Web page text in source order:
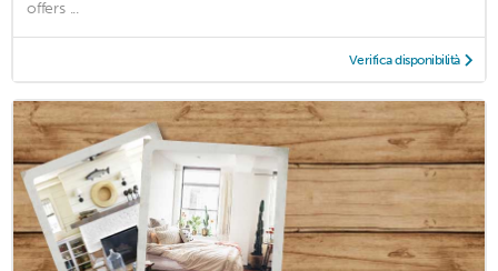
offers ...
Verifica disponibilità